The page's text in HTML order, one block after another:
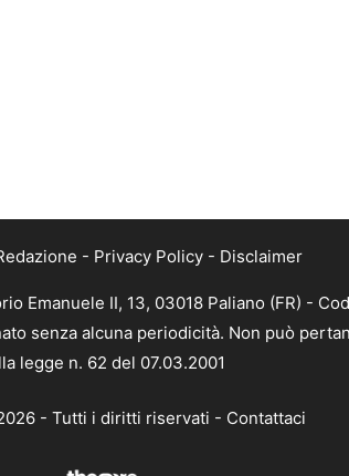
- Privacy Policy - Disclaimer
Emanuele II, 13, 03018 Paliano (FR) -
senza alcuna periodicità. Non può
legge n. 62 del 07.03.2001
- Tutti i diritti riservati - Contattaci